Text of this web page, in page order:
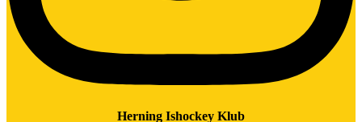
Herning Ishockey Klub